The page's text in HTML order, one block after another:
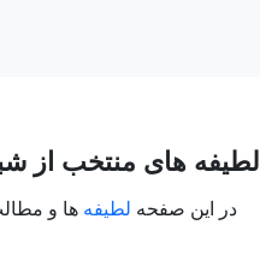
لطیفه های منتخب از
در این صفحه لطیفه ها و